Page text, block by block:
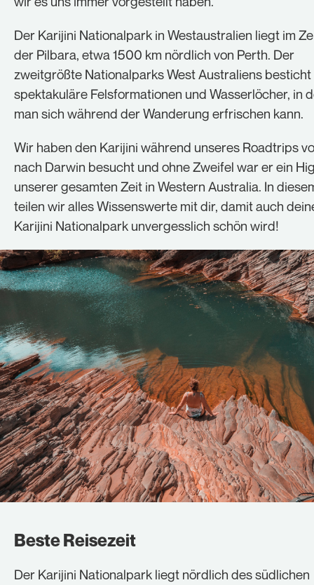
Der Karijini Nationalpark in Westaustralien liegt im
der Pilbara, etwa 1500 km nördlich von Perth. Der
zweitgrößte Nationalparks West Australiens
spektakuläre Felsformationen und Wasserlöcher, in
man sich während der Wanderung erfrischen kann.
Wir haben den Karijini während unseres Roadtrips
nach Darwin besucht und ohne Zweifel war er ein
unserer gesamten Zeit in Western Australia. In
teilen wir alles Wissenswerte mit dir, damit auch
Karijini Nationalpark unvergesslich schön wird!
Beste Reisezeit
Der Karijini Nationalpark liegt nördlich des südlichen
Essenzielle Cookies ermöglichen grundlegende
Cookie-Informationen anzeigen
Statistiken (1)
Statistik Cookies erfassen Informationen anonym. Diese
Informationen helfen uns zu verstehen, wie unsere
Cookie-Informationen anzeigen
Externe Medien (1)
Inhalte von Videoplattformen und Social-Media-
Plattformen werden standardmäßig blockiert. Wenn
Cookies von externen Medien akzeptiert werden, bedarf
Einwilligung mehr.
Cookie-Informationen anzeigen
Datenschutzerklärung Impressum